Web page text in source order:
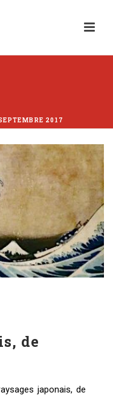
2017
de
japonais, de